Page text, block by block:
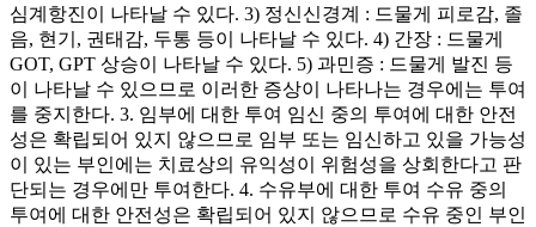
심계항진이 나타날 수 있다. 3) 정신신경계 : 드물게 피로감, 졸
음, 현기, 권태감, 두통 등이 나타날 수 있다. 4) 간장 : 드물게
GOT, GPT 상승이 나타날 수 있다. 5) 과민증 : 드물게 발진 등
이 나타날 수 있으므로 이러한 증상이 나타나는 경우에는 투여
를 중지한다. 3. 임부에 대한 투여 임신 중의 투여에 대한 안전
성은 확립되어 있지 않으므로 임부 또는 임신하고 있을 가능성
이 있는 부인에는 치료상의 유익성이 위험성을 상회한다고 판
단되는 경우에만 투여한다. 4. 수유부에 대한 투여 수유 중의
투여에 대한 안전성은 확립되어 있지 않으므로 수유 중인 부인